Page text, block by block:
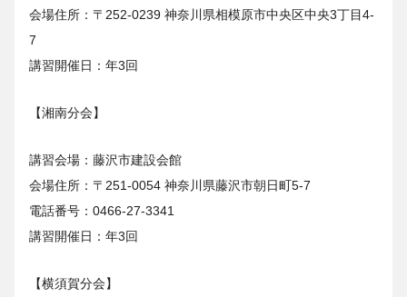
会場住所：〒252-0239 神奈川県相模原市中央区中央3丁目4-
7
講習開催日：年3回
【湘南分会】
講習会場：藤沢市建設会館
会場住所：〒251-0054 神奈川県藤沢市朝日町5-7
電話番号：0466-27-3341
講習開催日：年3回
【横須賀分会】